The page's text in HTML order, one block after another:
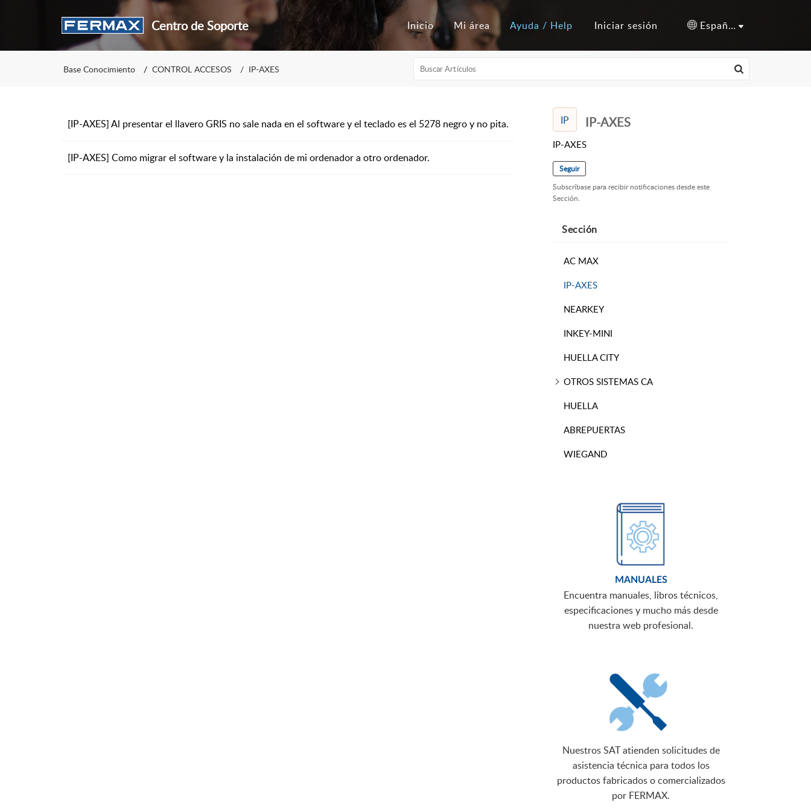
Centro de Soporte Inicio Mi área Ayuda / Help Iniciar sesión Español (España)
Base Conocimiento CONTROL ACCESOS IP-AXES
[IP-AXES] Al presentar el llavero GRIS no sale nada en el software y el teclado es el 5278 negro y no pita.
[IP-AXES] Como migrar el software y la instalación de mi ordenador a otro ordenador.
IP IP-AXES
IP-AXES
Seguir
Subscríbase para recibir notificaciones desde este
Sección.
Sección
AC MAX
IP-AXES
NEARKEY
INKEY-MINI
HUELLA CITY
OTROS SISTEMAS CA
HUELLA
ABREPUERTAS
WIEGAND
MANUALES
Encuentra manuales, libros técnicos,
especificaciones y mucho más desde
nuestra web profesional.
Nuestros SAT atienden solicitudes de
asistencia técnica para todos los
productos fabricados o comercializados
por FERMAX.